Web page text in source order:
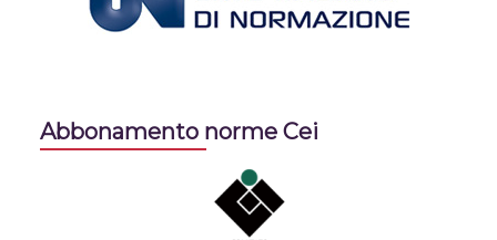
Abbonamento norme Cei